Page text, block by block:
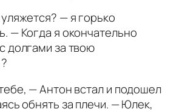
— я горько
— Когда я окончательно
долгами за твою
— Антон встал и подошел
обнять за плечи. — Юлек,